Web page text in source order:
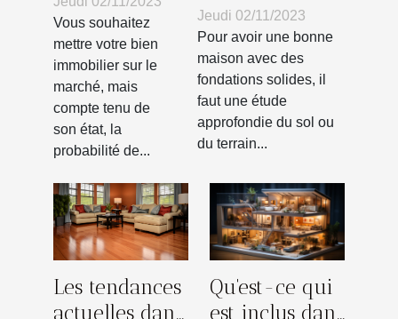
d’un
professionnel
pour la
rénovation
de sa
maison ?
Vous souhaitez
mettre votre bien
immobilier sur le
marché, mais
compte tenu de
son état, la
probabilité de...
sont les
matériaux
indispensables ?
Jeudi 02/11/2023
Pour avoir une bonne
maison avec des
fondations solides, il
faut une étude
approfondie du sol ou
du terrain...
Les tendances
actuelles dans
Qu'est-ce qui
est inclus dans